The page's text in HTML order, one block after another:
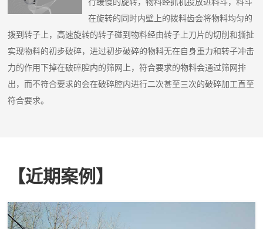
在旋转的同时内壁上的拨料齿会将物料均匀的
拨到转子上，高速旋转的转子碰到物料经由转子上刀片的切削和撕扯
实现物料的初步破碎，进过初步破碎的物料无在自身重力和转子冲击
力的作用下掉在破碎腔内的筛网上，符合要求的物料会通过筛网排
出，而不符合要求的会在破碎腔内进行二次甚至三次的破碎加工直至
符合要求。
【近期案例】